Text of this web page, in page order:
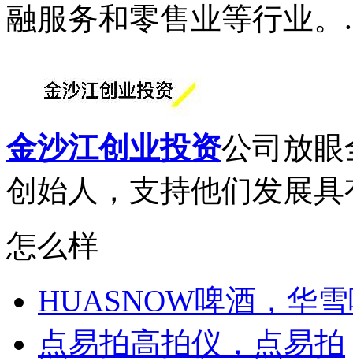
融服务和零售业等行业。
金沙江创业投资公司放
创始人，支持他们发展
怎么样
HUASNOW啤酒，华
点易拍高拍仪，点易拍